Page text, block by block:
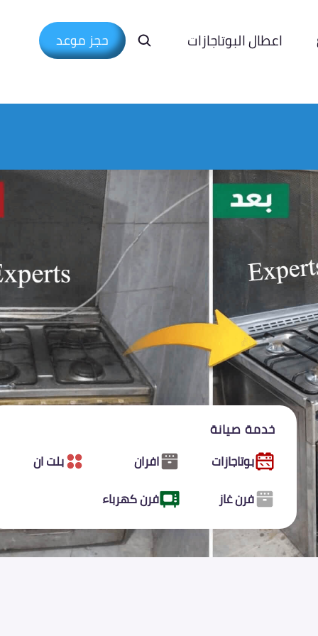
اعطال البوتاجازات حجز موعد
خدمة صيانة
بوتاجازات
افران
بلت ان
فرن غاز
فرن كهرباء